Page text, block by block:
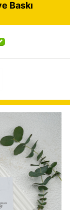
Baskı